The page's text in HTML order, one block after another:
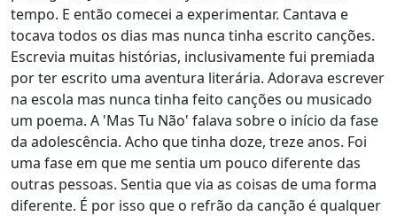
tempo. E então comecei a experimentar. Cantava e
tocava todos os dias mas nunca tinha escrito canções.
Escrevia muitas histórias, inclusivamente fui premiada
por ter escrito uma aventura literária. Adorava escrever
na escola mas nunca tinha feito canções ou musicado
um poema. A 'Mas Tu Não' falava sobre o início da fase
da adolescência. Acho que tinha doze, treze anos. Foi
uma fase em que me sentia um pouco diferente das
outras pessoas. Sentia que via as coisas de uma forma
diferente. É por isso que o refrão da canção é qualquer